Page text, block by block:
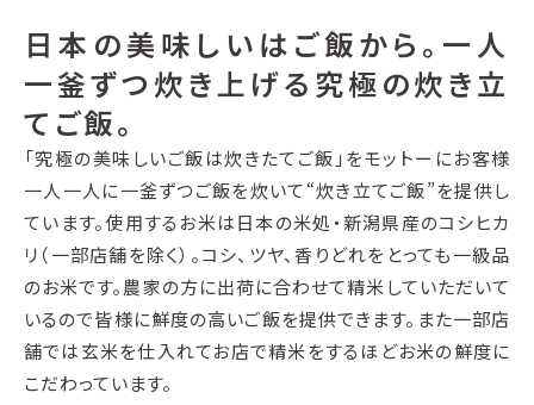
日本の美味しいはご飯から。一人
一釜ずつ炊き上げる究極の炊き立
てご飯。
「究極の美味しいご飯は炊きたてご飯」をモットーにお客様
一人一人に一釜ずつご飯を炊いて“炊き立てご飯”を提供し
ています。使用するお米は日本の米処・新潟県産のコシヒカ
リ（一部店舗を除く）。コシ、ツヤ、香りどれをとっても一級品
のお米です。農家の方に出荷に合わせて精米していただいて
いるので皆様に鮮度の高いご飯を提供できます。また一部店
舗では玄米を仕入れてお店で精米をするほどお米の鮮度に
こだわっています。